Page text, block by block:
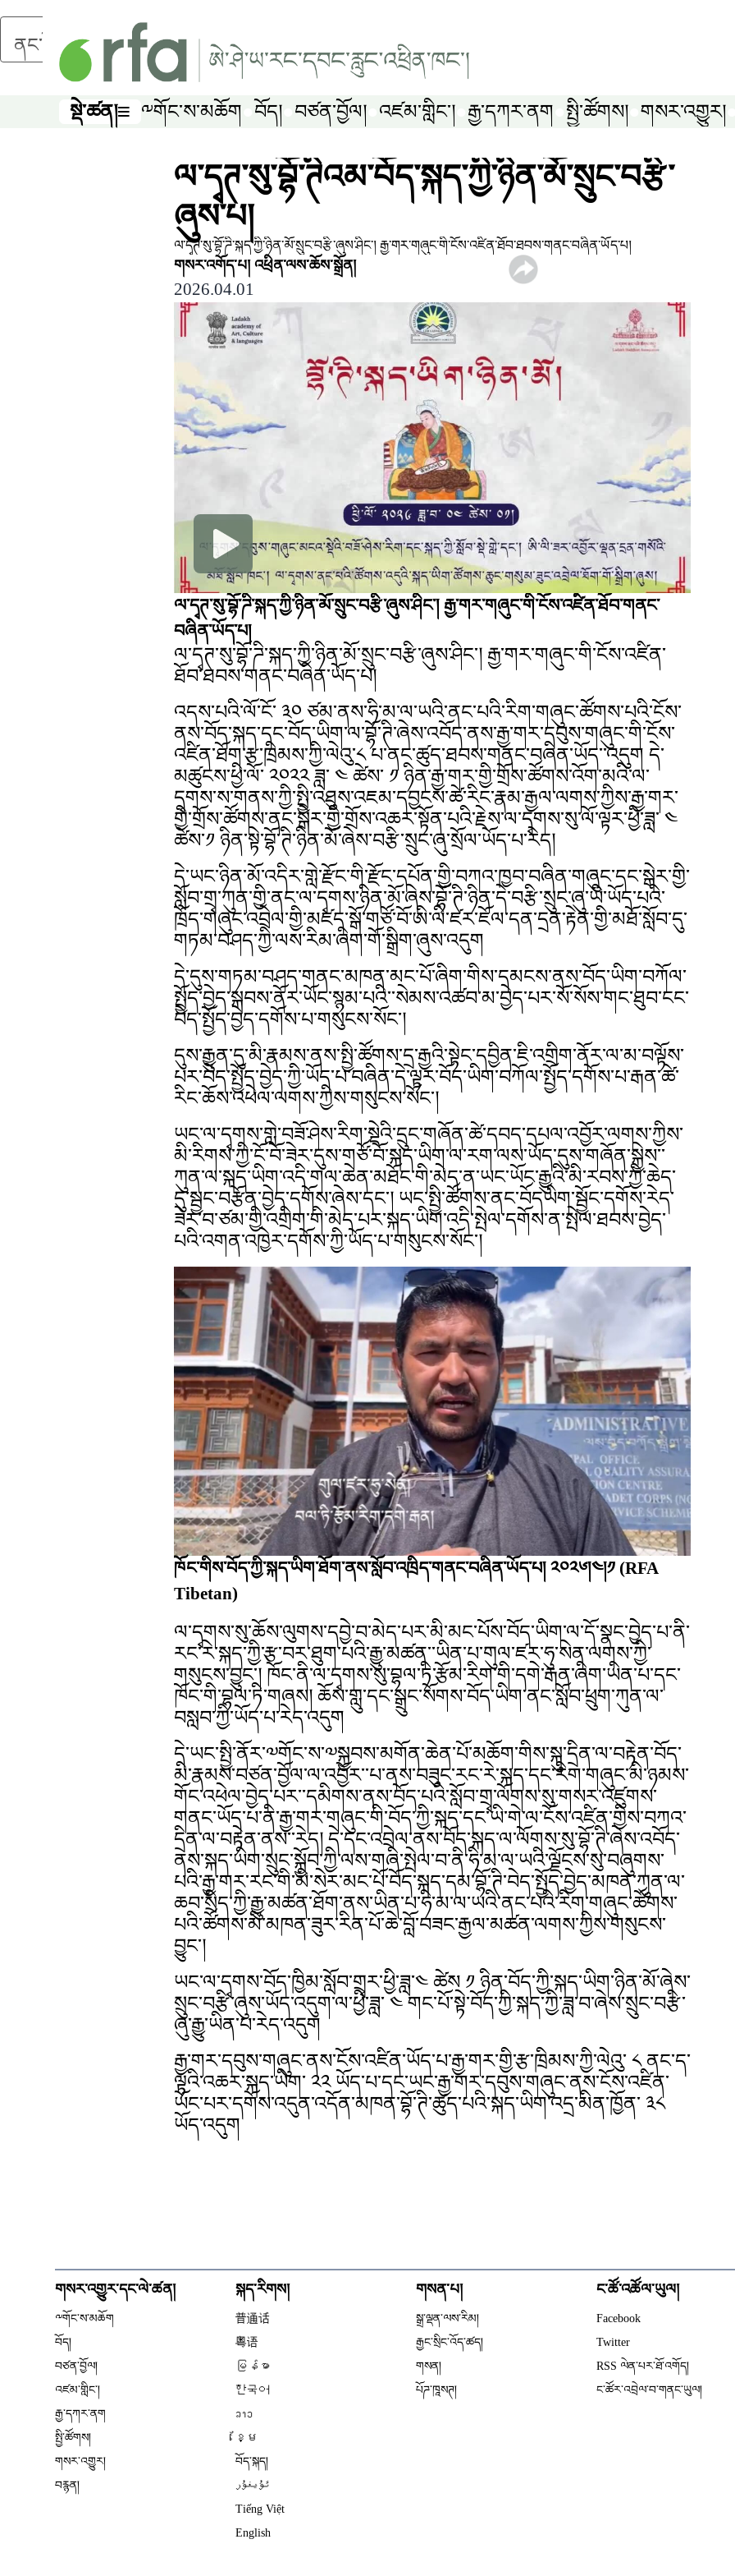
ནང་དོན་གཙོ་བོར་མཆོང་།
སྡེ་ཚན།
སྡེ་ཚན། ༸གོང་ས་མཆོག བོད། བཙན་བྱོལ། འཛམ་གླིང༌། རྒྱ་དཀར་ནག སྤྱི་ཚོགས། གསར་འགྱུར།
ལ་དྭཊ་སུ་བྷོ་ཊིའམ་བོད་སྐད་ཀྱི་ཉིན་མོ་སྲུང་བརྩི་
ཞུས་པ།
ལ་དྭཊ་སུ་བྷོ་ཌི་སྐད་ཀྱི་ཉིན་མོ་སྲུང་བརྩི་ཞུས་ཤིང་། རྒྱ་གར་གཞུང་གི་ངོས་འཛིན་ཐོབ་ཐབས་གནང་བཞིན་ཡོད་པ།
གསར་འགོད་པ། འཕྲིན་ལས་ཆོས་སྒྲོན།
2026.04.01
ལ་དྭཊ་སུ་བྷོ་ཌི་སྐད་ཀྱི་ཉིན་མོ་སྲུང་བརྩི་ཞུས་ཤིང་། རྒྱ་གར་གཞུང་གི་ངོས་འཛིན་ཐོབ་གནང་
བཞིན་ཡོད་པ།
ལ་དྭཊ་སུ་བྷོ་ཌི་སྐད་ཀྱི་ཉིན་མོ་སྲུང་བརྩི་ཞུས་ཤིང་། རྒྱ་གར་གཞུང་གི་ངོས་འཛིན་
ཐོབ་ཐབས་གནང་བཞིན་ཡོད་པ།
འདས་པའི་ལོ་ངོ་ ༣༠ ཙམ་ནས་ཧི་མ་ལ་ཡའི་ནང་པའི་རིག་གཞུང་ཚོགས་པའི་ངོས་
ནས་བོད་སྐད་དང་བོད་ཡིག་ལ་བྷོ་ཊི་ཞེས་འབོད་ནས་རྒྱ་གར་དབུས་གཞུང་གི་ངོས་
འཛིན་ཐོག་རྩ་ཁྲིམས་ཀྱི་ལེའུ་༨ པ་ནང་ཚུད་ཐབས་གནང་བཞིན་ཡོད་་འདུག དེ་
མཚུངས་ཕྱི་ལོ་ ༢༠༢༢ ཟླ་ ༤ ཚེས་ ༡ ཉིན་རྒྱ་གར་གྱི་གྲོས་ཚོགས་འོག་མའི་ལ་
དྭགས་ས་གནས་ཀྱི་སྤྱི་འཐུས་འཇམ་དབྱངས་ཚེ་རིང་རྣམ་རྒྱལ་ལགས་ཀྱིས་རྒྱ་གར་
གྱི་གྲོས་ཚོགས་ནང་སྒེར་གྱི་གྲོས་འཆར་སྟོན་པའི་རྗེས་ལ་དྭགས་སུ་ལོ་ལྟར་ཕྱི་ཟླ་ ༤
ཚེས་༡ ཉིན་སྟེ་བྷོ་ཊི་ཉིན་མོ་ཞེས་བརྩི་སྲུང་ཞུ་སྲོལ་ཡོད་པ་རེད།
དེ་ཡང་ཉིན་མོ་འདིར་གླེ་རྫོང་གི་རྫོང་དཔོན་གྱི་བཀའ་ཁྱབ་བཞིན་གཞུང་དང་སྒེར་གྱི་
སློབ་གྲྭ་ཀུན་གྱི་ནང་ལ་དྭགས་ཉིན་མོ་ཞེས་བྷོ་ཊི་ཉིན་དེ་བརྩི་སྲུང་ཞུ་ཡི་ཡོད་པའི་
ཁྲོད་གཞུང་འབྲེལ་གྱི་མཛད་སྒོ་གཙོ་བོ་ཨི་ལི་ཛར་ཇོལ་དན་དྲན་རྟེན་གྱི་མཐོ་སློབ་དུ་
གཏམ་བཤད་ཀྱི་ལས་རིམ་ཞིག་གོ་སྒྲིག་ཞུས་འདུག
དེ་དུས་གཏམ་བཤད་གནང་མཁན་མང་པོ་ཞིག་གིས་དམངས་ནས་བོད་ཡིག་བཀོལ་
སྤྱོད་བྱེད་སྐབས་ནོར་ཡོང་སྙམ་པའི་་སེམས་འཚབ་མ་བྱེད་པར་སོ་སོས་གང་ཐུབ་ངང་
བེད་སྤྱོད་བྱེད་དགོས་པ་གསུངས་སོང་།
དུས་རྒྱུན་དུ་མི་རྣམས་ནས་སྤྱི་ཚོགས་དྲ་རྒྱའི་སྟེང་དབྱིན་ཇི་འགྲིག་ནོར་ལ་མ་བལྟོས་
པར་བེད་སྤྱོད་བྱེད་ཀྱི་ཡོད་པ་བཞིན་དེ་ལྟར་བོད་ཡིག་བཀོལ་སྤྱོད་དགོས་པ་རྒན་ཚེ་
རིང་ཆོས་འཕེལ་ལགས་ཀྱིས་གསུངས་སོང་།
ཡང་ལ་དྭགས་གླེ་བཟོ་ཤེས་རིག་སྡེའི་དྲུང་གཞོན་ཚེ་དབད་དཔལ་འབྱོར་ལགས་ཀྱིས་
མི་རིགས་ཀྱི་ངོ་བོ་ཟེར་དུས་གཙོ་བོ་སྐད་ཡིག་ལ་རག་ལས་ཡོད་དུས་གཞོན་སྐྱེས་་
ཀུན་ལ་སྐད་ཡིག་འདི་གལ་ཆེན་མཐོང་གི་མེད་ན་ཡང་ཡོང་རྒྱུའི་མི་རབས་ཀྱི་ཆེད་
དུ་སྦྱང་བརྩོན་བྱེད་དགོས་ཞེས་དང་། ཡང་སྤྱི་ཚོགས་ནང་བོདཡིག་སྦྱོང་དགོས་རེད་
ཟེར་བ་ཙམ་གྱི་འགྲིག་གི་མེད་པར་སྐད་ཡིག་འདི་སྤེལ་དགོས་ན་སྤེལ་ཐབས་བྱེད་
པའི་འགན་འཁྱེར་དགོས་ཀྱི་ཡོད་པ་གསུངས་སོང་།
ཁོང་གིས་བོད་ཀྱི་སྐད་ཡིག་ཐོག་ནས་སློབ་འཁྲིད་གནང་བཞིན་ཡོད་པ། ༢༠༢༦།༤།༡ (RFA
Tibetan)
ལ་དྭགས་སུ་ཆོས་ལུགས་དབྱེ་བ་མེད་པར་མི་མང་པོས་བོད་ཡིག་ལ་དོ་སྣང་བྱེད་པ་ནི་
རང་རེ་སྐད་ཀྱི་རྩ་བར་ཐུག་པའི་རྒྱུ་མཚན་་ཡིན་པ་གུལ་ཛར་ཧུ་སེན་ལགས་ཀྱི་
གསུངས་བྱུང་། ཁོང་ནི་ལ་དྭགས་སུ་བྷལ་ཏི་རྩོམ་རིག་གི་དགེ་རྒན་ཞིག་ཡིན་པ་དང་
ཁོང་གི་བྷལ་ཏི་གཞས། ཆོས་གླུ་དང་སྒྲུང་སོགས་བོད་ཡིག་ནང་སློབ་ཕྲུག་ཀུན་ལ་
བསླབ་ཀྱི་ཡོད་པ་རེད་འདུག
དེ་ཡང་སྤྱི་ནོར་༧གོང་ས་༧སྐྱབས་མགོན་ཆེན་པོ་མཆོག་གིས་སྐུ་དྲིན་ལ་བརྟེན་བོད་
མི་རྣམས་བཙན་བྱོལ་ལ་འབྱོར་་པ་ནས་བཟུང་རང་རེ་སྐད་དང་རིག་གཞུང་མི་ཉམས་
གོང་འཕེལ་བྱེད་པར་་དམིགས་ནས་བོད་པའི་སློབ་གྲྭ་ལོགས་སུ་གསར་འཛུགས་
གནང་ཡོད་པ་ནི་རྒྱ་གར་གཞུང་གི་བོད་ཀྱི་སྐད་དང་ཡི་གེ་ལ་ངོས་འཛིན་གྱིས་བཀའ་
དྲིན་ལ་བརྟེན་ནས་་རེད། དེ་དང་འབྲེལ་ནས་བོད་སྐད་ལ་ལོགས་སུ་བྷོ་ཊི་ཞེས་འབོད་
ནས་སྐད་ཡིག་སྲུང་སྐྱོབ་ཀྱི་ལས་གཞི་སྤེལ་བ་ནི་ཧི་མ་ལ་ཡའི་ལྗོངས་སུ་བཞུགས་
པའི་རྒྱ་གར་རང་གི་མི་སེར་མང་པོ་བོད་སྐད་དམ་བྷོ་ཊི་བེད་སྤྱོད་བྱེད་མཁན་ཀུན་ལ་
ཆབ་སྲིད་ཀྱི་རྒྱུ་མཚན་ཐོག་ནས་ཡིན་པ་ཧི་མ་ལ་ཡའི་ནང་པའི་རིག་གཞུང་ཚོགས་
པའི་ཚོགས་མི་མཁན་ཟུར་རིན་པོ་ཆེ་བློ་བཟང་རྒྱལ་མཚན་ལགས་ཀྱིས་གསུངས་
བྱུང་།
ཡང་ལ་དྭགས་བོད་ཁྱིམ་སློབ་གྲྭར་ཕྱི་ཟླ་༤ ཚེས ༡ ཉིན་བོད་ཀྱི་སྐད་ཡིག་ཉིན་མོ་ཞེས་
སྲུང་བརྩི་ཞུས་ཡོད་འདུག་ལ་ཕྱི་ཟླ་ ༤ གང་པོ་སྟེ་བོད་ཀྱི་སྐད་ཀྱི་ཟླ་བ་ཞེས་སྲུང་བརྩི་
ཞུ་རྒྱུ་ཡིན་པ་རེད་འདུག
རྒྱ་གར་དབུས་གཞུང་ནས་ངོས་འཛིན་ཡོད་པ་རྒྱ་གར་གྱི་རྩ་ཁྲིམས་ཀྱི་ལེའུ་ ༨ ནང་ད་
ལྟའི་འཆར་སྐད་ཡིག་ ༢༢ ཡོད་པ་དང་ཡང་རྒྱ་གར་དབུས་གཞུང་ནས་ངོས་འཛིན་
ཡོང་པར་དགོས་འདུན་འདོན་མཁན་བྷོ་ཊི་ཚུད་པའི་སྐད་ཡིག་འདྲ་མིན་ཁྱོན་ ༣༨
ཡོད་འདུག
གསར་འགྱུར་དང་ལེ་ཚན།
༸གོང་ས་མཆོག
བོད།
བཙན་བྱོལ།
འཛམ་གླིང༌།
རྒྱ་དཀར་ནག
སྤྱི་ཚོགས།
གསར་འགྱུར།
བརྙན།
སྐད་རིགས།
普通话
粤语
မြန်မာ
한국어
ລາວ
ខ្មែ
བོད་སྐད།
ئۇيغۇر
Tiếng Việt
English
གསན་པ།
སྒྲ་ལྡན་ལས་རིམ།
རྒྱང་སྲིང་འོད་ཚད།
གསན།
པོཌ་ཁཱསཊ།
ང་ཚོ་འཚོལ་ཡུལ།
Facebook
Twitter
RSS ལེན་པར་ཐོ་འགོད།
ང་ཚོར་འབྲེལ་བ་གནང་ཡུལ།